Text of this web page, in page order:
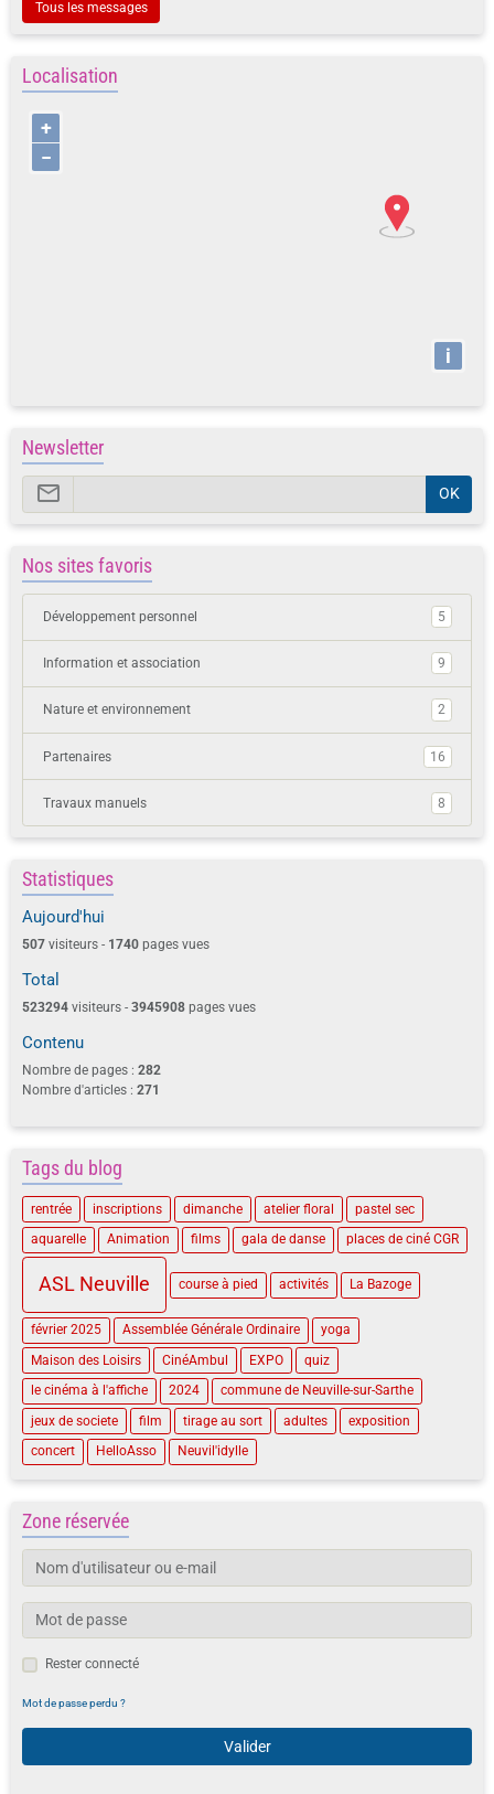
Tous les messages
Localisation
+
−
i
Newsletter
OK
Nos sites favoris
Développement personnel 5
Information et association 9
Nature et environnement 2
Partenaires 16
Travaux manuels 8
Statistiques
Aujourd'hui
507 visiteurs - 1740 pages vues
Total
523294 visiteurs - 3945908 pages vues
Contenu
Nombre de pages : 282
Nombre d'articles : 271
Tags du blog
rentrée inscriptions dimanche atelier floral
pastel sec
aquarelle
Animation films gala de danse places de ciné CGR
ASL Neuville course à pied activités La Bazoge
février 2025 Assemblée Générale Ordinaire
yoga
Maison des Loisirs
CinéAmbul EXPO
quiz
le cinéma à l'affiche
2024
commune de Neuville-sur-Sarthe
jeux de societe
film tirage au sort adultes
exposition
concert
HelloAsso Neuvil'idylle
Zone réservée
Rester connecté
Mot de passe perdu ?
Valider